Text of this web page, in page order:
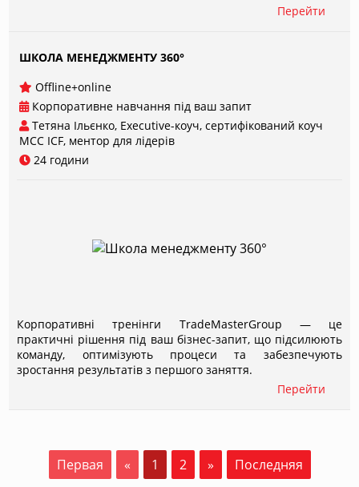
Перейти
ШКОЛА МЕНЕДЖМЕНТУ 360°
Offline+online
Корпоративне навчання під ваш запит
Тетяна Ільєнко, Executive-коуч, сертифікований коуч
МСС ICF, ментор для лідерів
24 години
Корпоративні тренінги TradeMasterGroup — це
практичні рішення під ваш бізнес-запит, що підсилюють
команду, оптимізують процеси та забезпечують
зростання результатів з першого заняття.
Перейти
Первая « 1 2 » Последняя